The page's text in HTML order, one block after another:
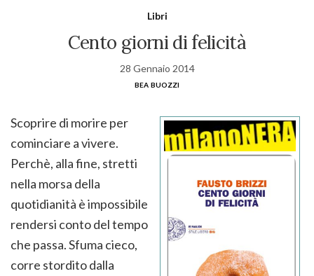
Libri
Cento giorni di felicità
28 Gennaio 2014
bea buozzi
Scoprire di morire per
cominciare a vivere.
Perchè, alla fine, stretti
nella morsa della
quotidianità è impossibile
rendersi conto del tempo
che passa. Sfuma cieco,
corre stordito dalla